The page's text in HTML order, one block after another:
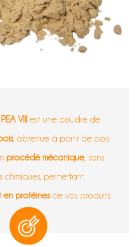
VIII est une poudre de
, obtenue à partir de pois
procédé mécanique, sans
chimiques, permettant
en protéinesde vos produits.